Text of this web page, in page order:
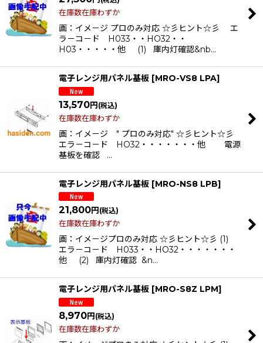
在庫数在庫わずか
画：イメ－ジ プロのみ対応 ☆彡ヒント☆彡 エ
ラ－コ－ド H033・・HO32・・
H03・・・・・他 (1) 庫内灯確認&nb…
電子レンジ用パネル基板 [MRO-VS8 LPA]
13,570円 (税込)
在庫数在庫わずか
画：イメ－ジ " プロのみ対応" ☆彡ヒント☆彡
エラ－コ－ド HO32・・・・・・・他 電源
基板を確認 …
電子レンジ用パネル基板 [MRO-NS8 LPB]
21,800円 (税込)
在庫数在庫わずか
画：イメ－ジプロのみ対応 ☆彡ヒント☆彡 (1)
エラ－コ－ド H033・・HO32・・・・・・・
他 (2) 庫内灯確認 &n…
電子レンジ用パネル基板 [MRO-S8Z LPM]
8,970円 (税込)
在庫数在庫わずか